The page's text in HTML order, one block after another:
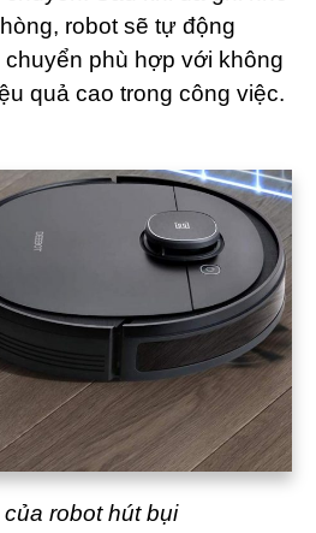
robot sẽ tự động
phù hợp với không
quả cao trong công việc.
robot hút bụi